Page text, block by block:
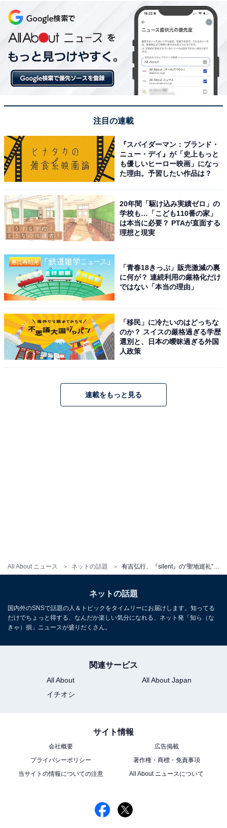
All About ニュース ネットの話題 有吉弘行、『silent』の“聖地巡礼”ショットにツッコミの声多数！ 「ドラマみてないじゃーん」「ただの散歩」
注目の連載
『スパイダーマン：ブランド・
ニュー・デイ』が「史上もっと
も優しいヒーロー映画」になっ
た理由。予習したい作品は？
20年間「駆け込み実績ゼロ」の
学校も…「こども110番の家」
は本当に必要？ PTAが直面する
理想と現実
「青春18きっぷ」販売激減の裏
に何が？ 連続利用の厳格化だけ
ではない「本当の理由」
「移民」に冷たいのはどっちな
のか？ スイスの厳格過ぎる学歴
選別と、日本の曖昧過ぎる外国
人政策
連載をもっと見る
ネットの話題
国内外のSNSで話題の人＆トピックをタイムリーにお届けします。知ってる
だけでちょっと得する、なんだか楽しい気分になれる、ネット発「知ら（な
きゃ）損」ニュースが盛りだくさん。
関連サービス
All About
All About Japan
イチオシ
サイト情報
会社概要
広告掲載
プライバシーポリシー
著作権・商標・免責事項
当サイトの情報についての注意
All About ニュースについて